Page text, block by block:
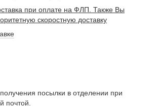
при оплате на ФЛП. Также Вы
скоростную доставку
посылки в отделении при
почтой.